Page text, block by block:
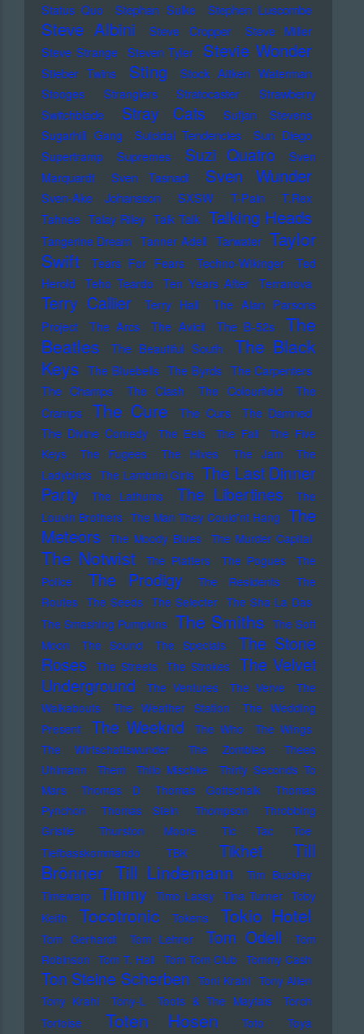
Status Quo
Stephan Sulke Stephen Luscombe
Steve Albini Steve Cropper
Steve Miller
Steve Strange Steven Tyler Stevie Wonder
Stieber Twins Sting
Stock Aitken Waterman
Stooges
Stranglers Stratocaster
Strawberry
Switchblade
Stray Cats
Sufjan Stevens
Sugarhill Gang
Suicidal Tendencies
Sun Diego
Supertramp
Supremes Suzi Quatro
Sven
Marquardt
Sven Tasnadi Sven Wunder
Sven-Ake Johansson SXSW T-Pain
T.Rex
Tahnee Talay Riley Talk Talk Talking Heads
Tangerine Dream Tanner Adell Tarwater Taylor
Swift
Tears For Fears Techno-Wikinger
Ted
Herold
Teho Teardo Ten Years After Terranova
Terry Callier Terry Hall
The Alan Parsons
Project
The Arcs The Avicii The B-52s
The
Beatles
The Beautiful South
The Black
Keys The Bluebells The Byrds The Carpenters
The Champs
The Clash The Colourfield
The
Cramps
The Cure The Curs
The Damned
The Divine Comedy
The Eels The Fall
The Five
Keys
The Fugees The Hives The Jam
The
Ladybirds The Lambrini Girls The Last Dinner
Party
The Lathums The Libertines
The
Louvin Brothers The Man They Could'nt Hang The
Meteors The Moody Blues The Murder Capital
The Notwist The Platters The Pogues
The
Police
The Prodigy The Residents
The
Routes The Seeds The Selecter The Sha La Das
The Smashing Pumpkins The Smiths The Soft
Moon
The Sound The Specials
The Stone
Roses
The Streets The Strokes
The Velvet
Underground
The Ventures The Verve
The
Walkabouts
The Weather Station
The Wedding
Present
The Weeknd The Who
The Wings
The Wirtschaftswunder
The Zombies
Thees
Uhlmann
Them Thilo Mischke
Thirty Seconds To
Mars
Thomas D Thomas Gottschalk
Thomas
Pynchon
Thomas Stein Thompson
Throbbing
Gristle
Thurston Moore
Tic Tac Toe
Tiefbasskommando TBK
Tikhet
Till
Brönner Till Lindemann
Tim Buckley
Timewarp Timmy Timo Lassy Tina Turner Toby
Keith
Tocotronic Tokens Tokio Hotel
Tom Gerhardt Tom Lehrer Tom Odell
Tom
Robinson Tom T. Hall Tom Tom Club Tommy Cash
Ton Steine Scherben Toni Krahl Tony Allen
Tony Krahl
Tony-L Toots & The Maytals
Torch
Tortoise
Toten Hosen Toto
Toya